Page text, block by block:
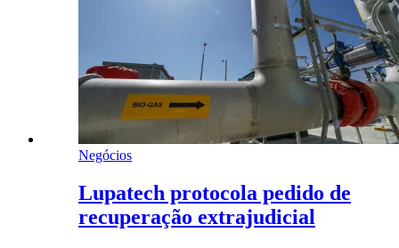
Negócios
Lupatech protocola pedido de
recuperação extrajudicial